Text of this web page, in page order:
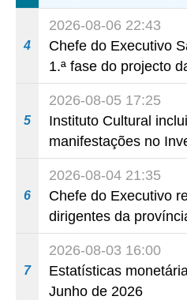
A1 a A4 e A12 da
Aterros
4
2026-08-06 22:43
Chefe do Executivo
1.ª fase do projecto
(Universitária) de
de Macau e Hengqin
5
2026-08-05 17:25
Instituto Cultural
manifestações no
Cultural Intangível
6
2026-08-04 21:35
Chefe do Executivo
dirigentes da
visita de trabalho em
7
2026-08-03 16:00
Estatísticas
Junho de 2026